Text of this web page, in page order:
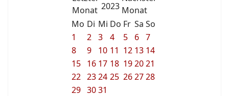
2023
Mo Di Mi Do Fr Sa So
1
2 3 4 5 6 7
8
9 10 11 12 13 14
15 16 17 18 192021
22 2324 25 262728
29 3031